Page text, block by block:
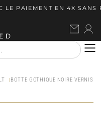
PAIEMENT EN 4X SANS